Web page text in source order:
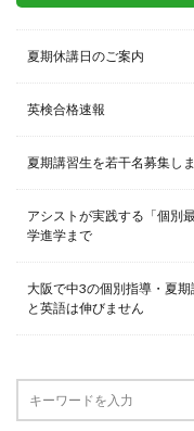
夏期休講日のご案内
英検合格速報
夏期講習生を若干名募集し
アシストが実践する「個
学進学まで
大阪で中3の個別指導・夏
と英語は伸びません